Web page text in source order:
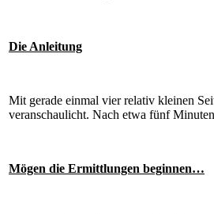
Die Anleitung
Mit gerade einmal vier relativ kleinen
veranschaulicht. Nach etwa fünf
Mögen die Ermittlungen beginnen…